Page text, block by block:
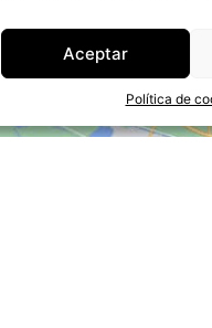
Aceptar
Política de